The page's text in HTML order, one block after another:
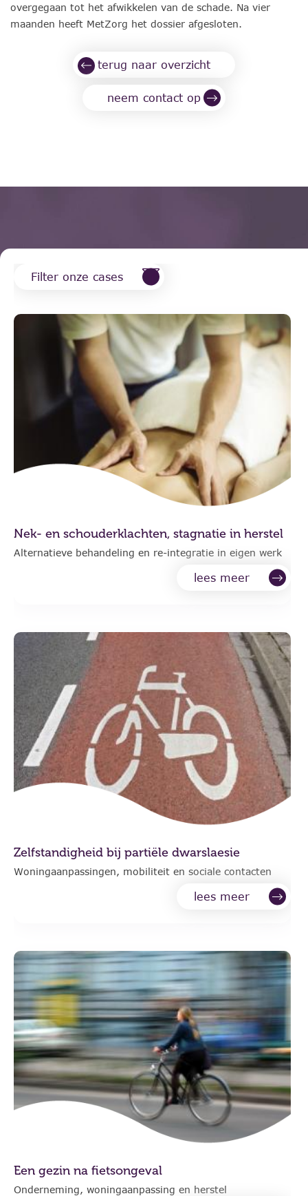
overgegaan tot het afwikkelen van de schade. Na vier
maanden heeft MetZorg het dossier afgesloten.
terug naar overzicht
neem contact op
Filter onze cases
Nek- en schouderklachten, stagnatie in herstel
Alternatieve behandeling en re-integratie in eigen werk
lees meer
Zelfstandigheid bij partiële dwarslaesie
Woningaanpassingen, mobiliteit en sociale contacten
lees meer
Een gezin na fietsongeval
Onderneming, woningaanpassing en herstel